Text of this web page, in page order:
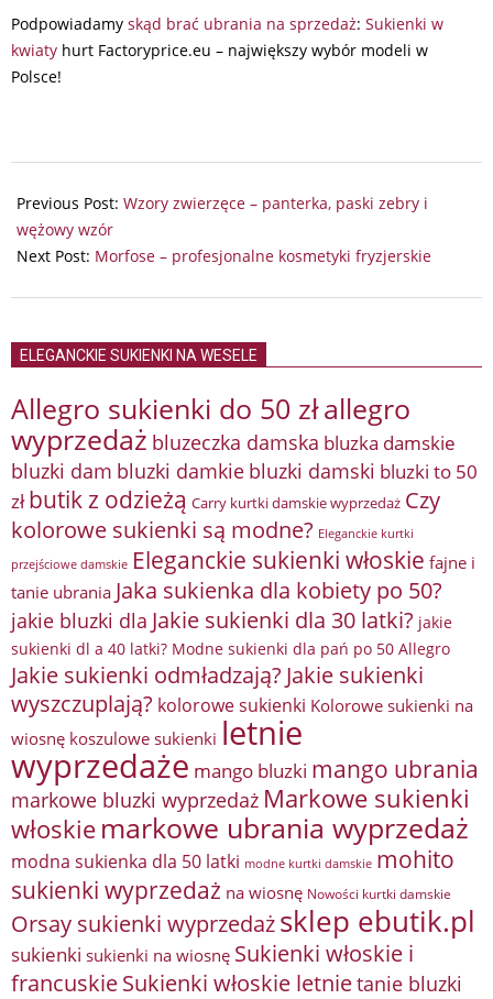
Podpowiadamy skąd brać ubrania na sprzedaż: Sukienki w
kwiaty hurt Factoryprice.eu – największy wybór modeli w
Polsce!
08-
26
Previous Post: Wzory zwierzęce – panterka, paski zebry i
wężowy wzór
Next Post: Morfose – profesjonalne kosmetyki fryzjerskie
ELEGANCKIE SUKIENKI NA WESELE
Allegro sukienki do 50 złallegro
wyprzedaż bluzeczka damska bluzka damskie
bluzki dam bluzki damkie bluzki damski bluzki to 50
zł butik z odzieżą Carry kurtki damskie wyprzedaż Czy
kolorowe sukienki są modne? Eleganckie kurtki
przejściowe damskie Eleganckie sukienki włoskie fajne i
tanie ubrania Jaka sukienka dla kobiety po 50?
jakie bluzki dla Jakie sukienki dla 30 latki? jakie
sukienki dl a 40 latki? Modne sukienki dla pań po 50 Allegro
Jakie sukienki odmładzają? Jakie sukienki
wyszczuplają? kolorowe sukienki Kolorowe sukienki na
wiosnę koszulowe sukienki letnie
wyprzedaże mango bluzki mango ubrania
markowe bluzki wyprzedaż Markowe sukienki
włoskie markowe ubrania wyprzedaż
modna sukienka dla 50 latki modne kurtki damskie mohito
sukienki wyprzedaż na wiosnę Nowości kurtki damskie
Orsay sukienki wyprzedażsklep ebutik.pl
sukienki sukienki na wiosnę Sukienki włoskie i
francuskieSukienki włoskie letnietanie bluzki